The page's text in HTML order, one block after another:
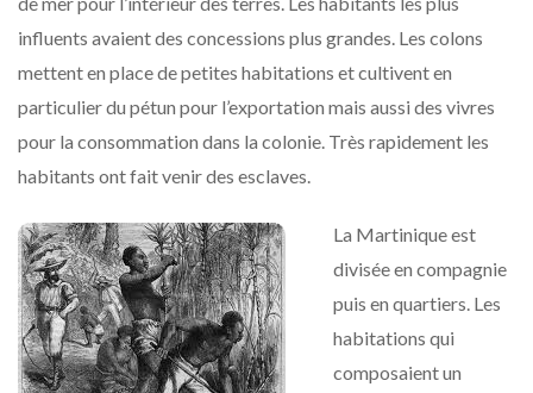
influents avaient des concessions plus grandes. Les colons
mettent en place de petites habitations et cultivent en
particulier du pétun pour l’exportation mais aussi des vivres
pour la consommation dans la colonie. Très rapidement les
habitants ont fait venir des esclaves.
La Martinique est
divisée en compagnie
puis en quartiers. Les
habitations qui
composaient un